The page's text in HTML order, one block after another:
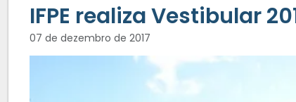
IFPE realiza Vestibular
07 de dezembro de 2017